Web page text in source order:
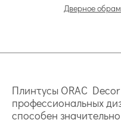
Дверное
Плинтусы ORAC
профессиональных
способен